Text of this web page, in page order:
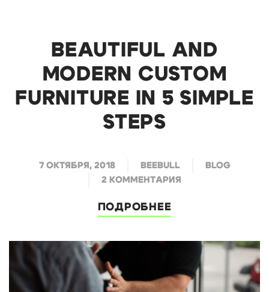
BEAUTIFUL AND
MODERN CUSTOM
FURNITURE IN 5 SIMPLE
STEPS
7 ОКТЯБРЯ, 2018 BEEBULL
BLOG
2 КОММЕНТАРИЯ
ПОДРОБНЕЕ